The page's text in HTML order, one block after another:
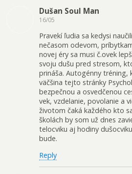
Dušan Soul Man
16/05
Pravekí ľudia sa kedysi
nečasom odevom,
novej éry sa musi č.ovek
svoju dušu pred stresom,
prináša. Autogénny tréning,
väčšina tejto stránky
bezpečnou a osvedčenou
vek, vzdelanie, povolanie a
životom čaká každého kto
školách by som už dnes
telocviku aj hodiny
bude.
Reply